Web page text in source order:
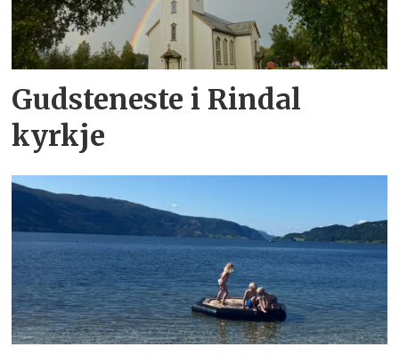
Gudsteneste i Rindal
kyrkje